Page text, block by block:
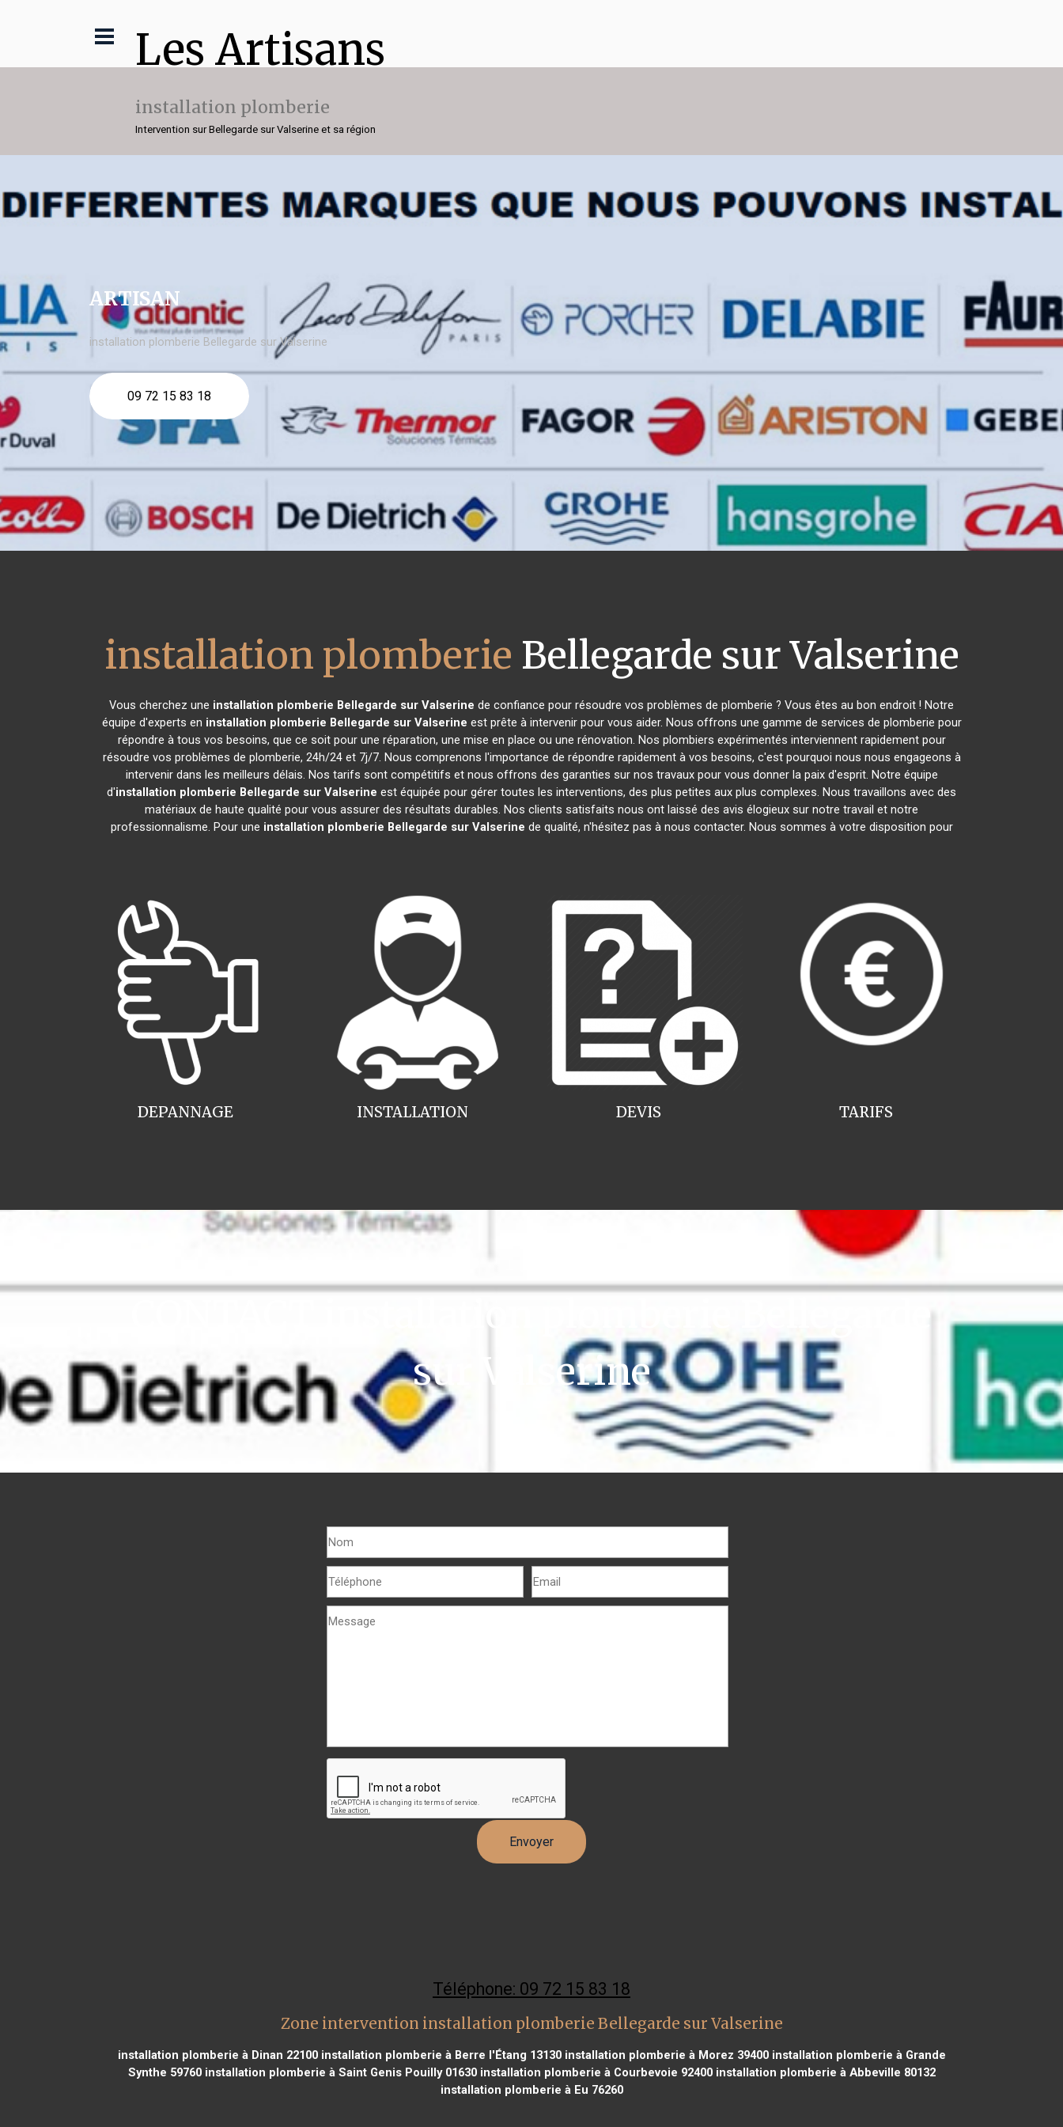
Les Artisans
installation plomberie
Intervention sur Bellegarde sur Valserine et sa région
ARTISAN
installation plomberie Bellegarde sur Valserine
09 72 15 83 18
installation plomberie Bellegarde sur Valserine
Vous cherchez une installation plomberie Bellegarde sur Valserine de confiance pour résoudre vos problèmes de plomberie ? Vous êtes au bon endroit ! Notre
équipe d'experts en installation plomberie Bellegarde sur Valserine est prête à intervenir pour vous aider. Nous offrons une gamme de services de plomberie pour
répondre à tous vos besoins, que ce soit pour une réparation, une mise en place ou une rénovation. Nos plombiers expérimentés interviennent rapidement pour
résoudre vos problèmes de plomberie, 24h/24 et 7j/7. Nous comprenons l'importance de répondre rapidement à vos besoins, c'est pourquoi nous nous engageons à
intervenir dans les meilleurs délais. Nos tarifs sont compétitifs et nous offrons des garanties sur nos travaux pour vous donner la paix d'esprit. Notre équipe
d'installation plomberie Bellegarde sur Valserine est équipée pour gérer toutes les interventions, des plus petites aux plus complexes. Nous travaillons avec des
matériaux de haute qualité pour vous assurer des résultats durables. Nos clients satisfaits nous ont laissé des avis élogieux sur notre travail et notre
professionnalisme. Pour une installation plomberie Bellegarde sur Valserine de qualité, n'hésitez pas à nous contacter. Nous sommes à votre disposition pour
INSTALLATION
DEPANNAGE TARIFS
DEVIS
CONTACT installation plomberie Bellegarde
sur Valserine
Téléphone: 09 72 15 83 18
Zone intervention installation plomberie Bellegarde sur Valserine
installation plomberie à Dinan 22100installation plomberie à Berre l'Étang 13130installation plomberie à Morez 39400installation plomberie à Grande
Synthe 59760installation plomberie à Saint Genis Pouilly 01630installation plomberie à Courbevoie 92400installation plomberie à Abbeville 80132
installation plomberie à Eu 76260